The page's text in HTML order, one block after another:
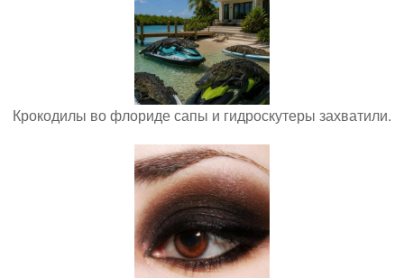
Крокодилы во флориде сапы и гидроскутеры захватили.